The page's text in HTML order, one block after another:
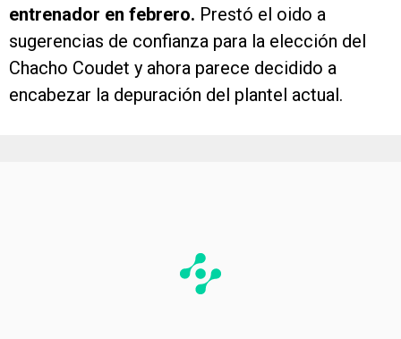
entrenador en febrero. Prestó el oido a
sugerencias de confianza para la elección del
Chacho Coudet y ahora parece decidido a
encabezar la depuración del plantel actual.